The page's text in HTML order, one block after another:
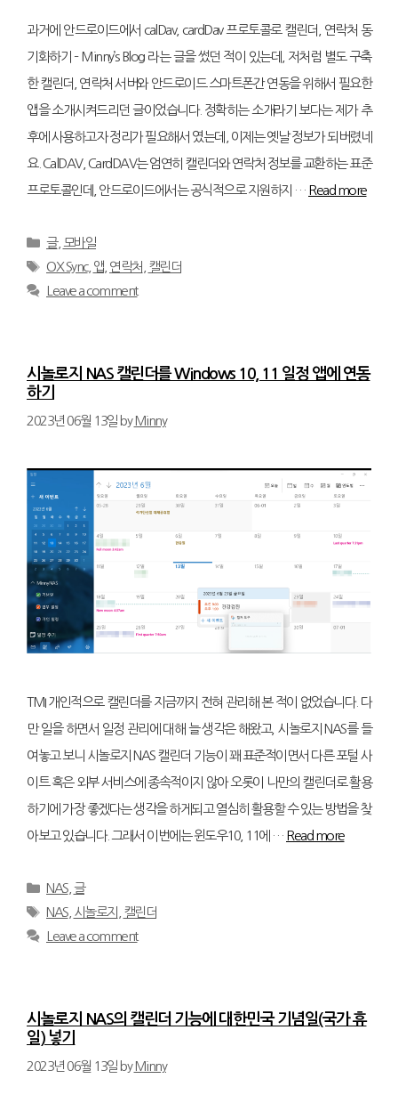
과거에 안드로이드에서 calDav, cardDav 프로토콜로 캘린더, 연락처 동
기화하기 – Minny’s Blog 라는 글을 썼던 적이 있는데, 저처럼 별도 구축
한 캘린더, 연락처 서버와 안드로이드 스마트폰간 연동을 위해서 필요한
앱을 소개시켜드리던 글이었습니다. 정확히는 소개라기 보다는 제가 추
후에 사용하고자 정리가 필요해서 였는데, 이제는 옛날 정보가 되버렸네
요. CalDAV, CardDAV는 엄연히 캘린더와 연락처 정보를 교환하는 표준
프로토콜인데, 안드로이드에서는 공식적으로 지원하지 … Read more
Categories
글, 모바일
Tags
OX Sync, 앱 연락처 캘린더
Leave a comment
시놀로지 NAS 캘린더를 Windows 10, 11 일정 앱에 연동
하기
2023년 06월 13일 by Minny
TMI 개인적으로 캘린더를 지금까지 전혀 관리해 본 적이 없었습니다. 다
만 일을 하면서 일정 관리에 대해 늘 생각은 해왔고, 시놀로지 NAS를 들
여놓고 보니 시놀로지 NAS 캘린더 기능이 꽤 표준적이면서 다른 포털 사
이트 혹은 외부 서비스에 종속적이지 않아 오롯이 나만의 캘린더로 활용
하기에 가장 좋겠다는 생각을 하게되고 열심히 활용할 수 있는 방법을 찾
아보고 있습니다. 그래서 이번에는 윈도우10, 11에 … Read more
Categories
NAS, 글
Tags
NAS, 시놀로지
캘린더
Leave a comment
시놀로지 NAS의 캘린더 기능에 대한민국 기념일(국가 휴
일) 넣기
2023년 06월 13일 by Minny